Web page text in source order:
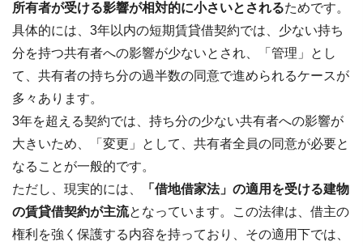
所有者が受ける影響が相対的に小さいとされるためです。
具体的には、3年以内の短期賃貸借契約では、少ない持ち
分を持つ共有者への影響が少ないとされ、「管理」とし
て、共有者の持ち分の過半数の同意で進められるケースが
多々あります。
3年を超える契約では、持ち分の少ない共有者への影響が
大きいため、「変更」として、共有者全員の同意が必要と
なることが一般的です。
ただし、現実的には、
「借地借家法」の適用を受ける建物
の賃貸借契約が主流となっています。この法律は、借主の
権利を強く保護する内容を持っており、その適用下では、